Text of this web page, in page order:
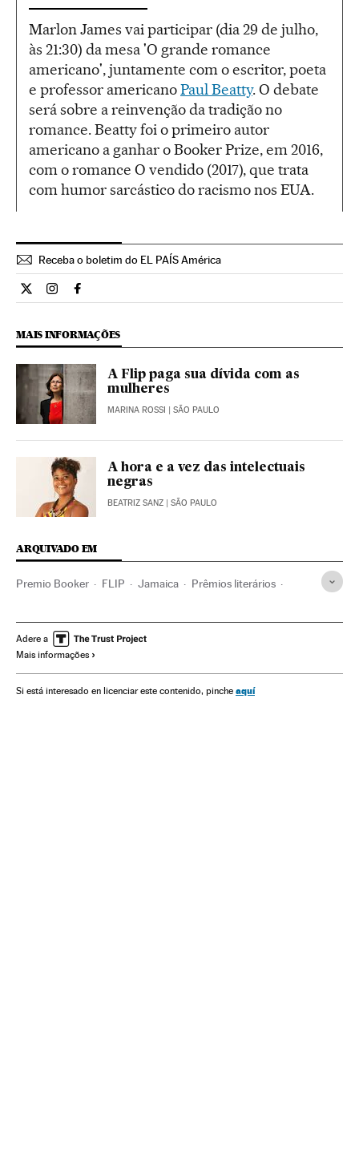
Marlon James vai participar (dia 29 de julho,
às 21:30) da mesa 'O grande romance
americano', juntamente com o escritor, poeta
e professor americanoPaul Beatty. O debate
será sobre a reinvenção da tradição no
romance. Beatty foi o primeiro autor
americano a ganhar o Booker Prize, em 2016,
com o romance O vendido (2017), que trata
com humor sarcástico do racismo nos EUA.
Receba o boletim do EL PAÍS América
Cultura El País Brasil en Twitter
Cultura El País Brasil en Instagram
Cultura El País Brasil en Facebook
MAIS INFORMAÇÕES
A Flip paga sua dívida com as
mulheres
MARINA ROSSI | SÃO PAULO
A hora e a vez das intelectuais
negras
BEATRIZ SANZ | SÃO PAULO
ARQUIVADO EM
Premio Booker FLIP Jamaica Prêmios literários
Literatura Assassinatos
Acontecimentos
América Latina Cultura América Delitos Eventos
Adere a
Mais informações
Si está interesado en licenciar este contenido, pinche aquí